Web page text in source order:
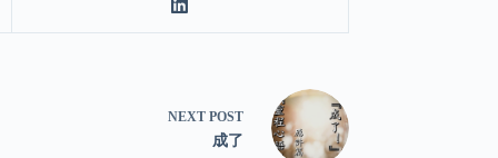
NEXT POST
成了